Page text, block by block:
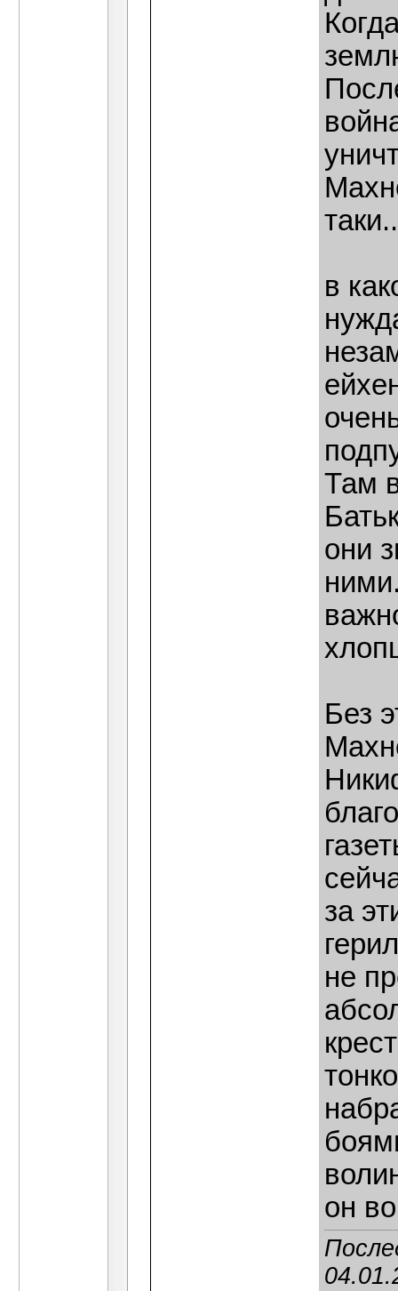
таки..
в
Там
они
Без
за
не
он